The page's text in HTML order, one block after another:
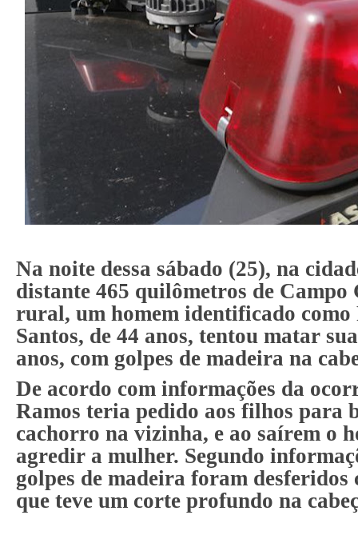
Na noite dessa sábado (25), na
distante 465 quilômetros de Campo
rural, um homem identificado como
Santos, de 44 anos, tentou matar
anos, com golpes de madeira na
De acordo com informações da
Ramos teria pedido aos filhos para
cachorro na vizinha, e ao saírem o
agredir a mulher. Segundo
golpes de madeira foram
que teve um corte profundo na